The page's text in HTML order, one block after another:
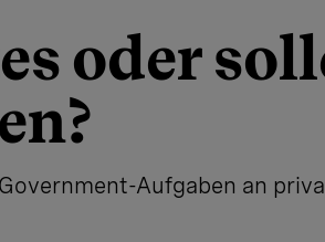
oder
Aufgaben an